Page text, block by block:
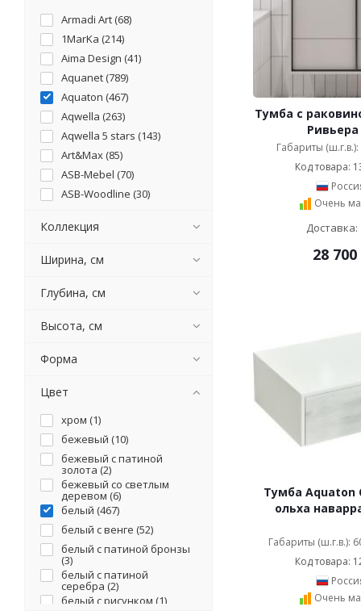
Тумба с
Ривьера
Габариты
Код товара:
Очень
Доставка:
28 700
Тумба Aquaton
ольха
Габариты (ш.г.в.):
Код товара:
Очень
Armadi Art (68)
1MarKa (214)
Aima Design (41)
Aquanet (789)
Aquaton (467)
Aqwella (263)
Aqwella 5 stars (143)
Art&Max (85)
ASB-Mebel (70)
ASB-Woodline (30)
Belinza (
Caprigo (
Cezares (
Comforty (
Corozo (
De Aqua (
Demax (8)
Diwo (33)
Dreja (127 )
Dreja.eco (97
Duravit (
Emmy (
Evoform (
Galassia (2)
Hatria ( 1)
Коллекция
Ширина, см
Глубина, см
Высота, см
Форма
Цвет
хром (1)
бежевый (10)
бежевый с патиной
золота (2)
бежевый со светлым
деревом (6)
белый (467)
белый с венге (52)
белый с патиной бронзы
(3)
белый с патиной
серебра (2)
белый с рисунком (1)